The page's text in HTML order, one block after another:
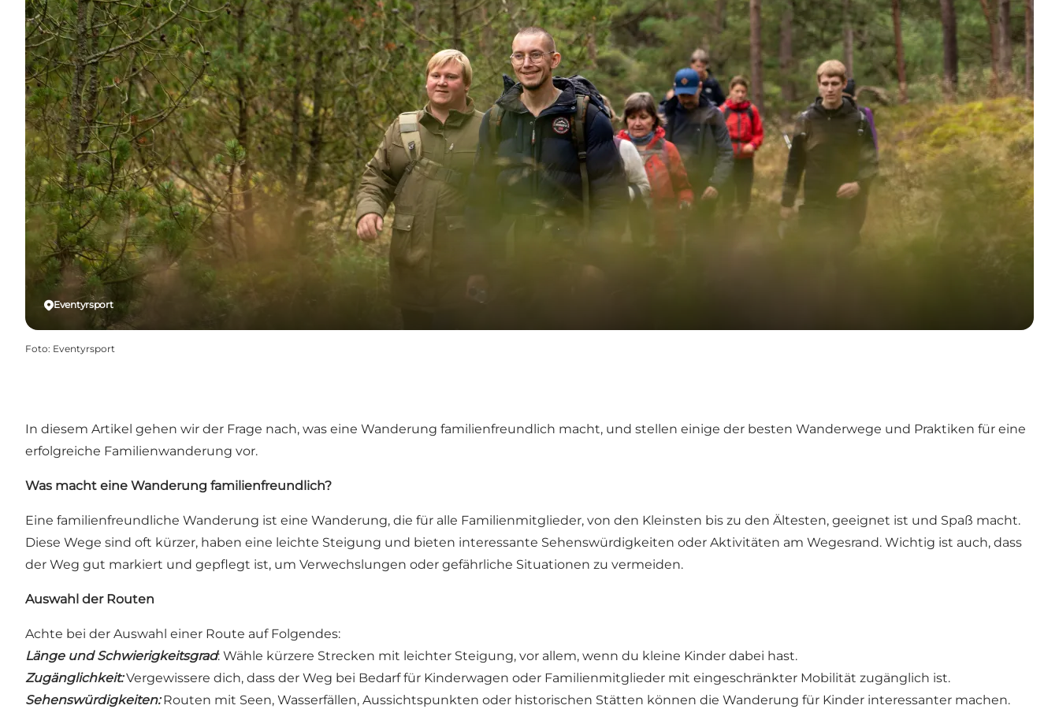
Eventyrsport
Foto: Eventyrsport
In diesem Artikel gehen wir der Frage nach, was eine Wanderung familienfreundlich macht, und stellen einige der besten Wanderwege und Praktiken für eine
erfolgreiche Familienwanderung vor.
Was macht eine Wanderung familienfreundlich?
Eine familienfreundliche Wanderung ist eine Wanderung, die für alle Familienmitglieder, von den Kleinsten bis zu den Ältesten, geeignet ist und Spaß macht.
Diese Wege sind oft kürzer, haben eine leichte Steigung und bieten interessante Sehenswürdigkeiten oder Aktivitäten am Wegesrand. Wichtig ist auch, dass
der Weg gut markiert und gepflegt ist, um Verwechslungen oder gefährliche Situationen zu vermeiden.
Auswahl der Routen
Achte bei der Auswahl einer Route auf Folgendes:
Länge und Schwierigkeitsgrad: Wähle kürzere Strecken mit leichter Steigung, vor allem, wenn du kleine Kinder dabei hast.
Zugänglichkeit:Vergewissere dich, dass der Weg bei Bedarf für Kinderwagen oder Familienmitglieder mit eingeschränkter Mobilität zugänglich ist.
Sehenswürdigkeiten:Routen mit Seen, Wasserfällen, Aussichtspunkten oder historischen Stätten können die Wanderung für Kinder interessanter machen.